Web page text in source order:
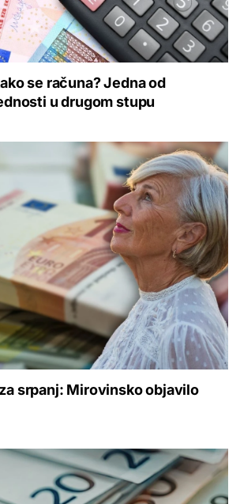
se računa? Jedna od
u drugom stupu
srpanj: Mirovinsko objavilo